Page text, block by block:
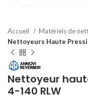
Accueil Matériels de
Nettoyeurs Haute
Nettoyeur
4-140 RLW